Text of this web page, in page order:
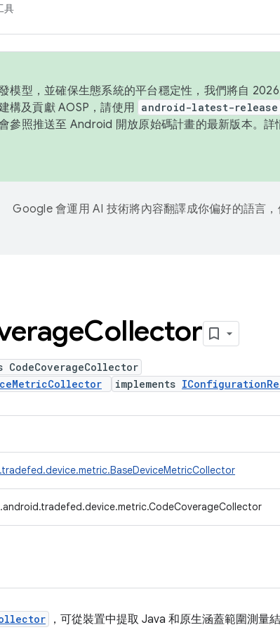
具
模型，並確保生態系統的平台穩定性，我們將自
構及貢獻 AOSP，請使用 android-latest-release
參照推送至 Android 開放原始碼計畫的最新版本。詳
Google 會運用 AI 技術將內容翻譯成你偏好的語言，
Collector
implements
，可從裝置中提取 Java 和原生涵蓋範圍測量